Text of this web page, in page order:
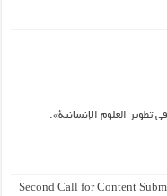
تطوير العلوم الإنسانية».
Second Call for Content